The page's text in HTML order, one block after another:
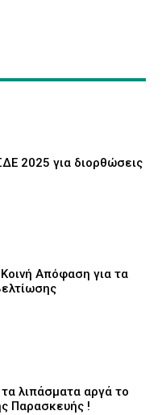
2025 για διορθώσεις
Απόφαση για τα
λιπάσματα αργά το
Παρασκευής !